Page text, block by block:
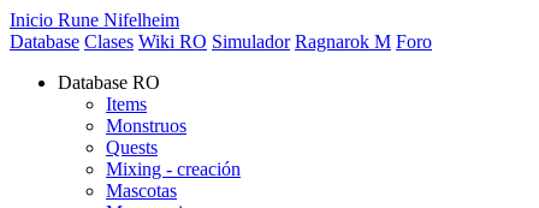
Inicio Rune Nifelheim
Database Clases Wiki RO Simulador Ragnarok M Foro
Database RO
Items
Monstruos
Quests
Mixing - creación
Mascotas